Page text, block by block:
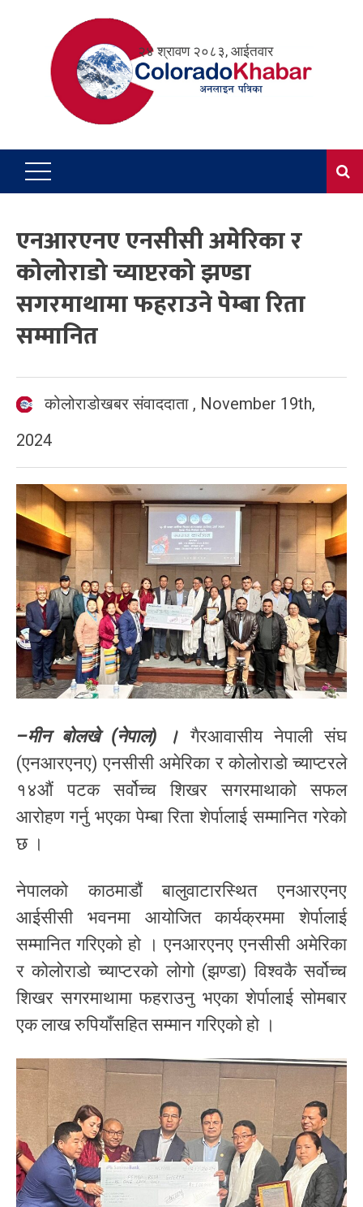
२४ श्रावण २०८३, आईतवार
एनआरएनए एनसीसी अमेरिका र
कोलोराडो च्याप्टरको झण्डा
सगरमाथामा फहराउने पेम्बा रिता
सम्मानित
कोलोराडोखबर संवाददाता , November 19th,
2024
–मीन बोलखे (नेपाल) । गैरआवासीय नेपाली संघ
(एनआरएनए) एनसीसी अमेरिका र कोलोराडो च्याप्टरले
१४औं पटक सर्वोच्च शिखर सगरमाथाको सफल
आरोहण गर्नु भएका पेम्बा रिता शेर्पालाई सम्मानित गरेको
छ ।
नेपालको काठमाडौं बालुवाटारस्थित एनआरएनए
आईसीसी भवनमा आयोजित कार्यक्रममा शेर्पालाई
सम्मानित गरिएको हो । एनआरएनए एनसीसी अमेरिका
र कोलोराडो च्याप्टरको लोगो (झण्डा) विश्वकै सर्वोच्च
शिखर सगरमाथामा फहराउनु भएका शेर्पालाई सोमबार
एक लाख रुपियाँसहित सम्मान गरिएको हो ।